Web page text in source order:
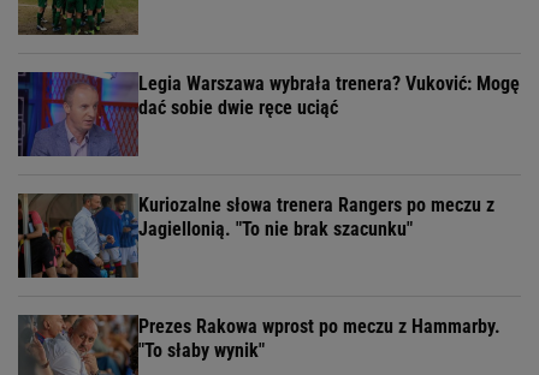
Legia Warszawa wybrała trenera? Vuković: Mogę
dać sobie dwie ręce uciąć
Kuriozalne słowa trenera Rangers po meczu z
Jagiellonią. "To nie brak szacunku"
Prezes Rakowa wprost po meczu z Hammarby.
"To słaby wynik"